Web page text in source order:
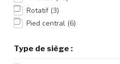
Rotatif (3)
Pied central (6)
Type de siège :